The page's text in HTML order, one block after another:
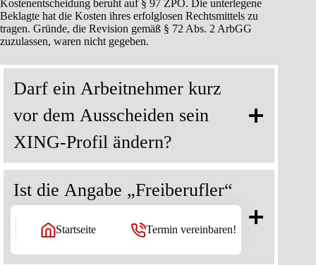
Kostenentscheidung beruht auf § 97 ZPO. Die unterlegene
Beklagte hat die Kosten ihres erfolglosen Rechtsmittels zu
tragen. Gründe, die Revision gemäß § 72 Abs. 2 ArbGG
zuzulassen, waren nicht gegeben.
Darf ein Arbeitnehmer kurz
vor dem Ausscheiden sein
XING-Profil ändern?
Ist die Angabe „Freiberufler“
im XING-Profil ein
Kündigungsgrund?
Startseite Termin vereinbaren!